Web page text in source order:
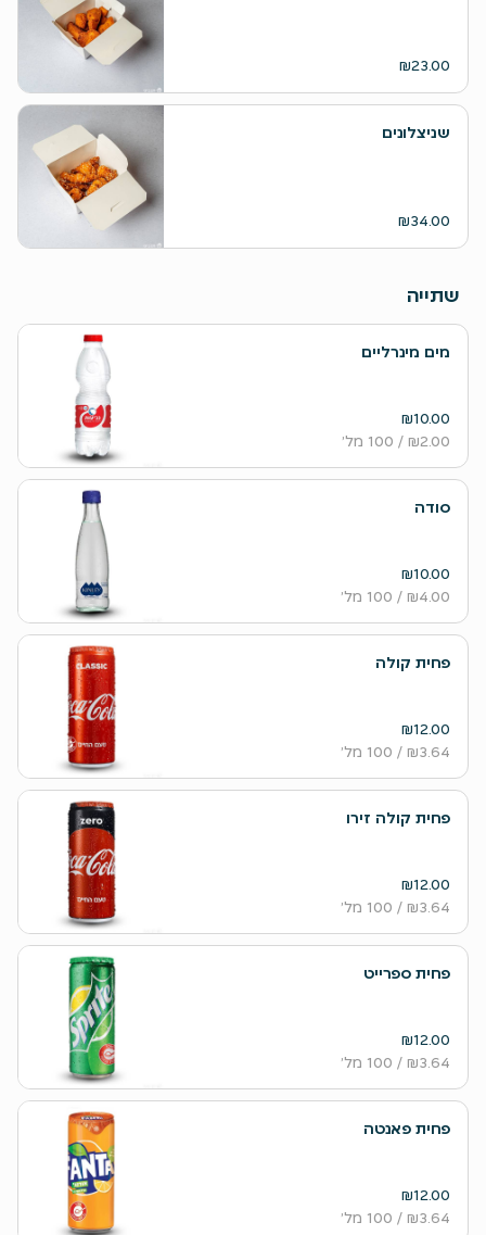
₪23.00
שניצלונים
₪34.00
שתייה
מים מינרליים
₪10.00
₪2.00 / 100 מל׳
סודה
₪10.00
₪4.00 / 100 מל׳
פחית קולה
₪12.00
₪3.64 / 100 מל׳
פחית קולה זירו
₪12.00
₪3.64 / 100 מל׳
פחית ספרייט
₪12.00
₪3.64 / 100 מל׳
פחית פאנטה
₪12.00
₪3.64 / 100 מל׳